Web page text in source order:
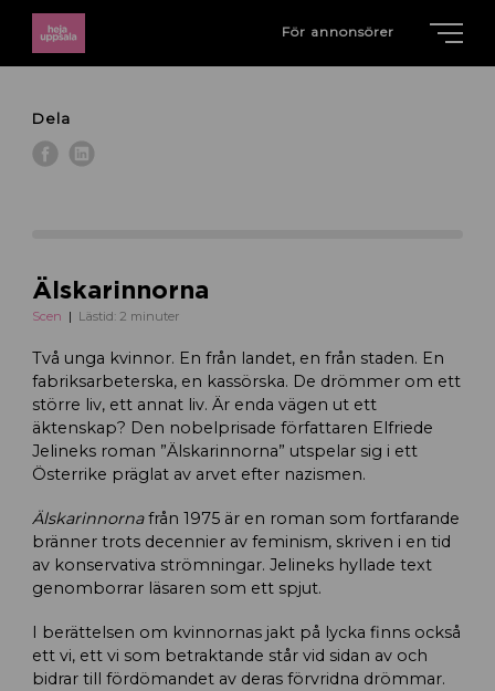
För annonsörer
Dela
Älska­rinnorna
Scen Lästid: 2 minuter
Två unga kvinnor. En från landet, en från staden. En
fabriksarbeterska, en kassörska. De drömmer om ett
större liv, ett annat liv. Är enda vägen ut ett
äktenskap? Den nobelprisade författaren Elfriede
Jelineks roman ”Älskarinnorna” utspelar sig i ett
Österrike präglat av arvet efter nazismen.
Älskarinnornafrån 1975 är en roman som fortfarande
bränner trots decennier av feminism, skriven i en tid
av konservativa strömningar. Jelineks hyllade text
genomborrar läsaren som ett spjut.
I berättelsen om kvinnornas jakt på lycka finns också
ett vi, ett vi som betraktande står vid sidan av och
bidrar till fördömandet av deras förvridna drömmar.